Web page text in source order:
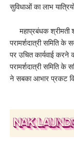
सुविधाओं का लाभ
महाप्रबंधक श्रीमती
परामर्शदात्री समिति के
पर उचित कार्यवाई करने
परामर्शदात्री समिति
ने सबका आभार प्रकट